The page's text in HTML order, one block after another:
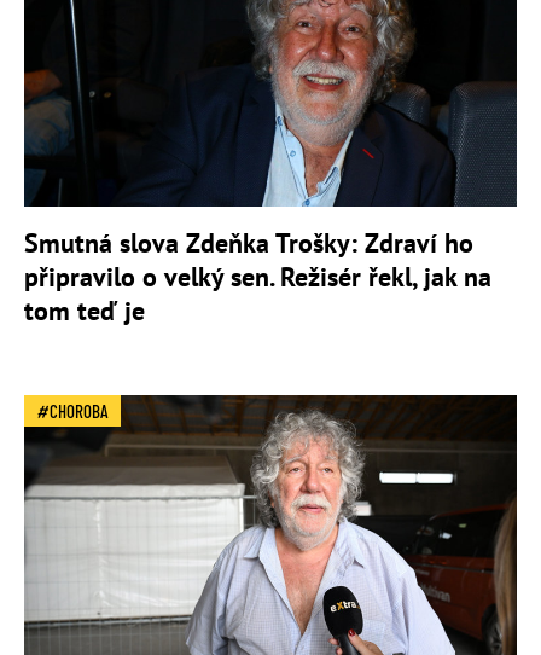
Smutná slova Zdeňka Trošky: Zdraví ho
připravilo o velký sen. Režisér řekl, jak na
tom teď je
CHOROBA